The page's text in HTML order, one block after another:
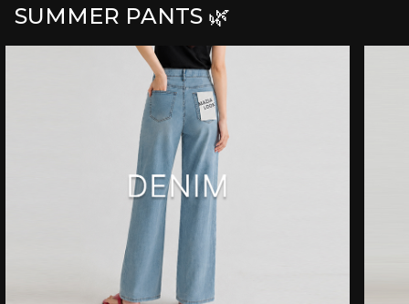
SUMMER PANTS 🌿